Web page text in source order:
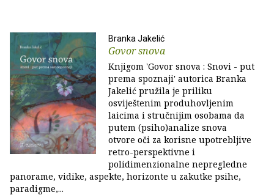
Branka Jakelić
Govor snova
Knjigom 'Govor snova : Snovi - put
prema spoznaji' autorica Branka
Jakelić pružila je priliku
osviještenim produhovljenim
laicima i stručnijim osobama da
putem (psiho)analize snova
otvore oči za korisne upotrebljive
retro-perspektivne i
polidimenzionalne nepregledne
panorame, vidike, aspekte, horizonte u zakutke psihe,
paradigme,...